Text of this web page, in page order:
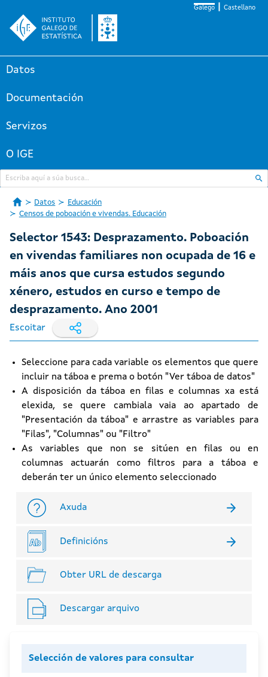
Galego Castellano
Datos
Documentación
Servizos
O IGE
Datos
Educación
Censos de poboación e vivendas. Educación
Selector 1543: Desprazamento. Poboación
en vivendas familiares non ocupada de 16 e
máis anos que cursa estudos segundo
xénero, estudos en curso e tempo de
desprazamento. Ano 2001
Escoitar
Seleccione para cada variable os elementos que quere
incluir na táboa e prema o botón "Ver táboa de datos"
A disposición da táboa en filas e columnas xa está
elexida, se quere cambiala vaia ao apartado de
"Presentación da táboa" e arrastre as variables para
"Filas", "Columnas" ou "Filtro"
As variables que non se sitúen en filas ou en
columnas actuarán como filtros para a táboa e
deberán ter un único elemento seleccionado
Axuda
Definicións
Obter URL de descarga
Descargar arquivo
Selección de valores para consultar